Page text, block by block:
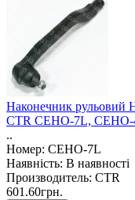
Наконечник рульовий
CTR CEHO-7L,
..
Номер: CEHO-7L
Наявність: В наявності
Производитель: CTR
601.60грн.